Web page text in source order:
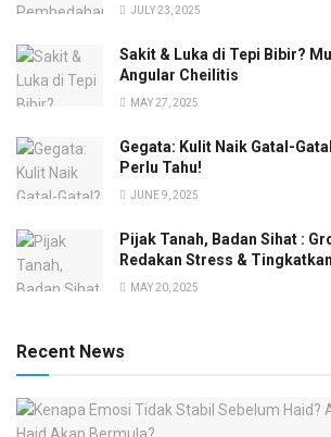
JULY 23, 2025
Sakit & Luka di Tepi Bibir?
Angular Cheilitis
MAY 27, 2025
Gegata: Kulit Naik Gatal-
Perlu Tahu!
JUNE 9, 2025
Pijak Tanah, Badan Sihat :
Redakan Stress &
MAY 20, 2025
Recent News